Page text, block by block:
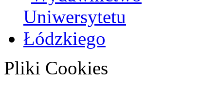
Pliki Cookies